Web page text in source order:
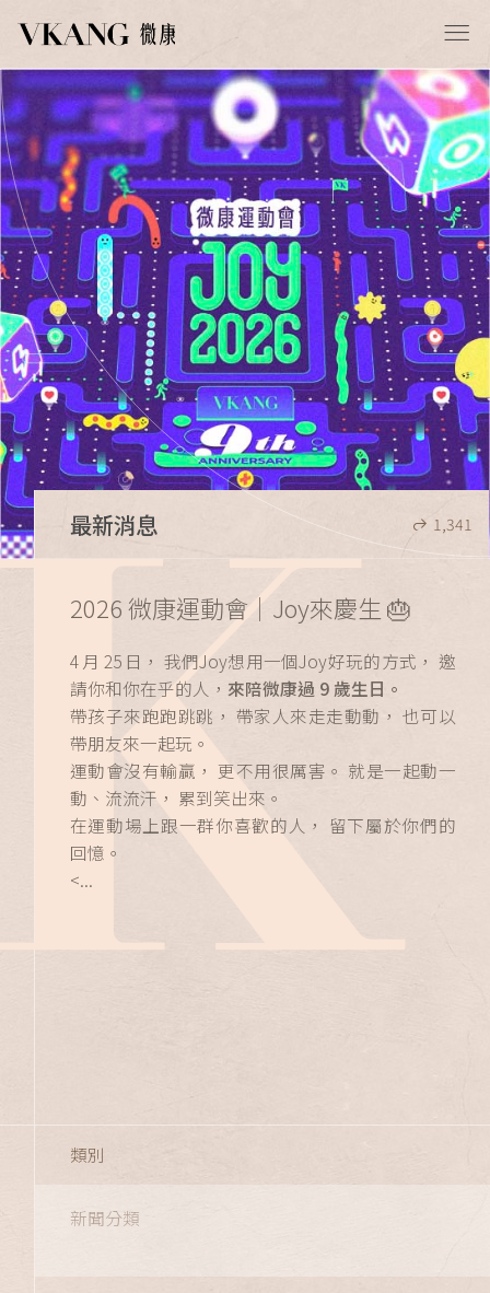
最新消息 1,341
2026 微康運動會｜Joy來慶生 🎂
4 月 25 日， 我們Joy想用一個Joy好玩的方式， 邀
請你和你在乎的人， 來陪微康過 9 歲生日。
帶孩子來跑跑跳跳， 帶家人來走走動動， 也可以
帶朋友來一起玩。
運動會沒有輸贏， 更不用很厲害。 就是一起動一
動、流流汗， 累到笑出來。
在運動場上跟一群你喜歡的人， 留下屬於你們的
回憶。
<...
類別
新聞分類